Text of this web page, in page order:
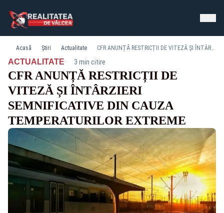
Acasă Știri Actualitate CFR ANUNȚĂ RESTRICȚII DE VITEZĂ ȘI ÎNTÂRZIERI SEMNIFICATIVE DIN CAUZA TEMPERATURILOR EXTREME
ACTUALITATE· 3 min citire
CFR ANUNȚĂ RESTRICȚII DE
VITEZĂ ȘI ÎNTÂRZIERI
SEMNIFICATIVE DIN CAUZA
TEMPERATURILOR EXTREME